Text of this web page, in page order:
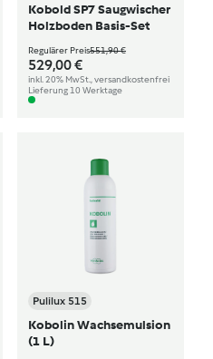
Kobold SP7 Saugwischer
Holzboden Basis-Set
Regulärer Preis551,90 €
529,00 €
inkl. 20% MwSt., versandkostenfrei
Lieferung 10 Werktage
Pulilux 515
Kobolin Wachsemulsion
(1 L)